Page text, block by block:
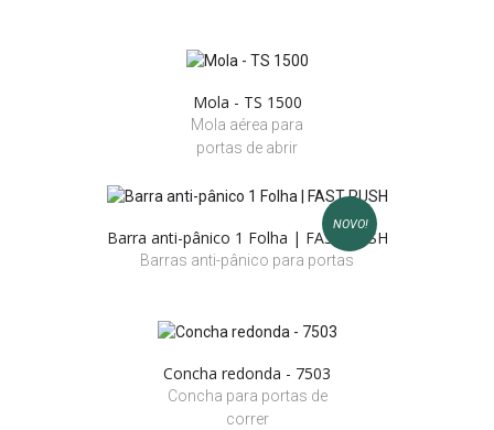
Mola - TS 1500
Mola aérea para
portas de abrir
NOVO!
Barra anti-pânico 1 Folha | FAST PUSH
Barras anti-pânico para portas
Concha redonda - 7503
Concha para portas de
correr